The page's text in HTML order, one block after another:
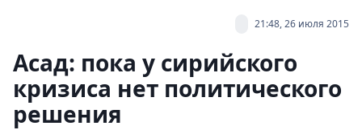
21:48, 26 июля 2015
Асад: пока у сирийского
кризиса нет политического
решения